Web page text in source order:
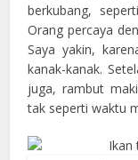
berkubang,
Orang percaya
Saya yakin,
kanak-kanak.
juga, rambut
tak seperti waktu